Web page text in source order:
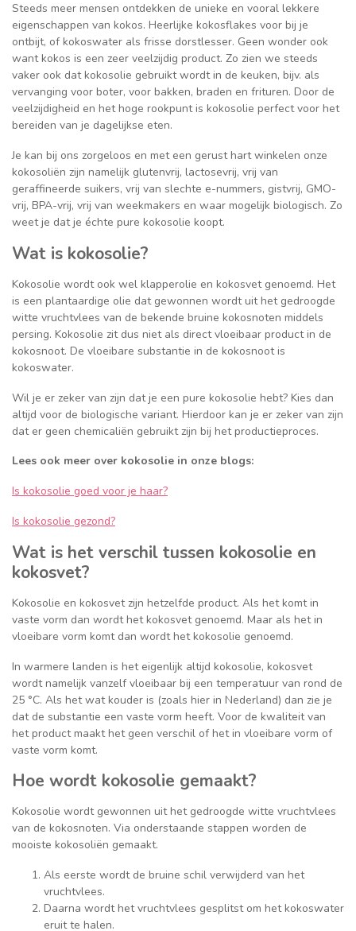
Steeds meer mensen ontdekken de unieke en vooral lekkere
eigenschappen van kokos. Heerlijke kokosflakes voor bij je
ontbijt, of kokoswater als frisse dorstlesser. Geen wonder ook
want kokos is een zeer veelzijdig product. Zo zien we steeds
vaker ook dat kokosolie gebruikt wordt in de keuken, bijv. als
vervanging voor boter, voor bakken, braden en frituren. Door de
veelzijdigheid en het hoge rookpunt is kokosolie perfect voor het
bereiden van je dagelijkse eten.
Je kan bij ons zorgeloos en met een gerust hart winkelen onze
kokosoliën zijn namelijk glutenvrij, lactosevrij, vrij van
geraffineerde suikers, vrij van slechte e-nummers, gistvrij, GMO-
vrij, BPA-vrij, vrij van weekmakers en waar mogelijk biologisch. Zo
weet je dat je échte pure kokosolie koopt.
Wat is kokosolie?
Kokosolie wordt ook wel klapperolie en kokosvet genoemd. Het
is een plantaardige olie dat gewonnen wordt uit het gedroogde
witte vruchtvlees van de bekende bruine kokosnoten middels
persing. Kokosolie zit dus niet als direct vloeibaar product in de
kokosnoot. De vloeibare substantie in de kokosnoot is
kokoswater.
Wil je er zeker van zijn dat je een pure kokosolie hebt? Kies dan
altijd voor de biologische variant. Hierdoor kan je er zeker van zijn
dat er geen chemicaliën gebruikt zijn bij het productieproces.
Lees ook meer over kokosolie in onze blogs:
Is kokosolie goed voor je haar?
Is kokosolie gezond?
Wat is het verschil tussen kokosolie en
kokosvet?
Kokosolie en kokosvet zijn hetzelfde product. Als het komt in
vaste vorm dan wordt het kokosvet genoemd. Maar als het in
vloeibare vorm komt dan wordt het kokosolie genoemd.
In warmere landen is het eigenlijk altijd kokosolie, kokosvet
wordt namelijk vanzelf vloeibaar bij een temperatuur van rond de
25 °C. Als het wat kouder is (zoals hier in Nederland) dan zie je
dat de substantie een vaste vorm heeft. Voor de kwaliteit van
het product maakt het geen verschil of het in vloeibare vorm of
vaste vorm komt.
Hoe wordt kokosolie gemaakt?
Kokosolie wordt gewonnen uit het gedroogde witte vruchtvlees
van de kokosnoten. Via onderstaande stappen worden de
mooiste kokosoliën gemaakt.
Als eerste wordt de bruine schil verwijderd van het
vruchtvlees.
Daarna wordt het vruchtvlees gesplitst om het kokoswater
eruit te halen.